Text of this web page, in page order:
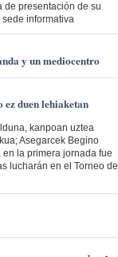
de presentación de su
informativa
y un mediocentro
duen lehiaketan
kanpoan uztea
Asegarcek Begino
la primera jornada fue
lucharán en el Torneo de